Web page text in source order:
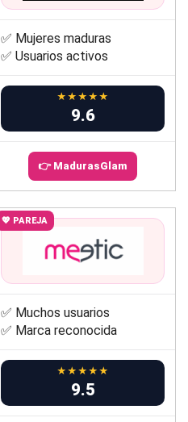
✅ Mujeres maduras
✅ Usuarios activos
★★★★★
9.6
👉 MadurasGlam
💖 PAREJA
✅ Muchos usuarios
✅ Marca reconocida
★★★★★
9.5